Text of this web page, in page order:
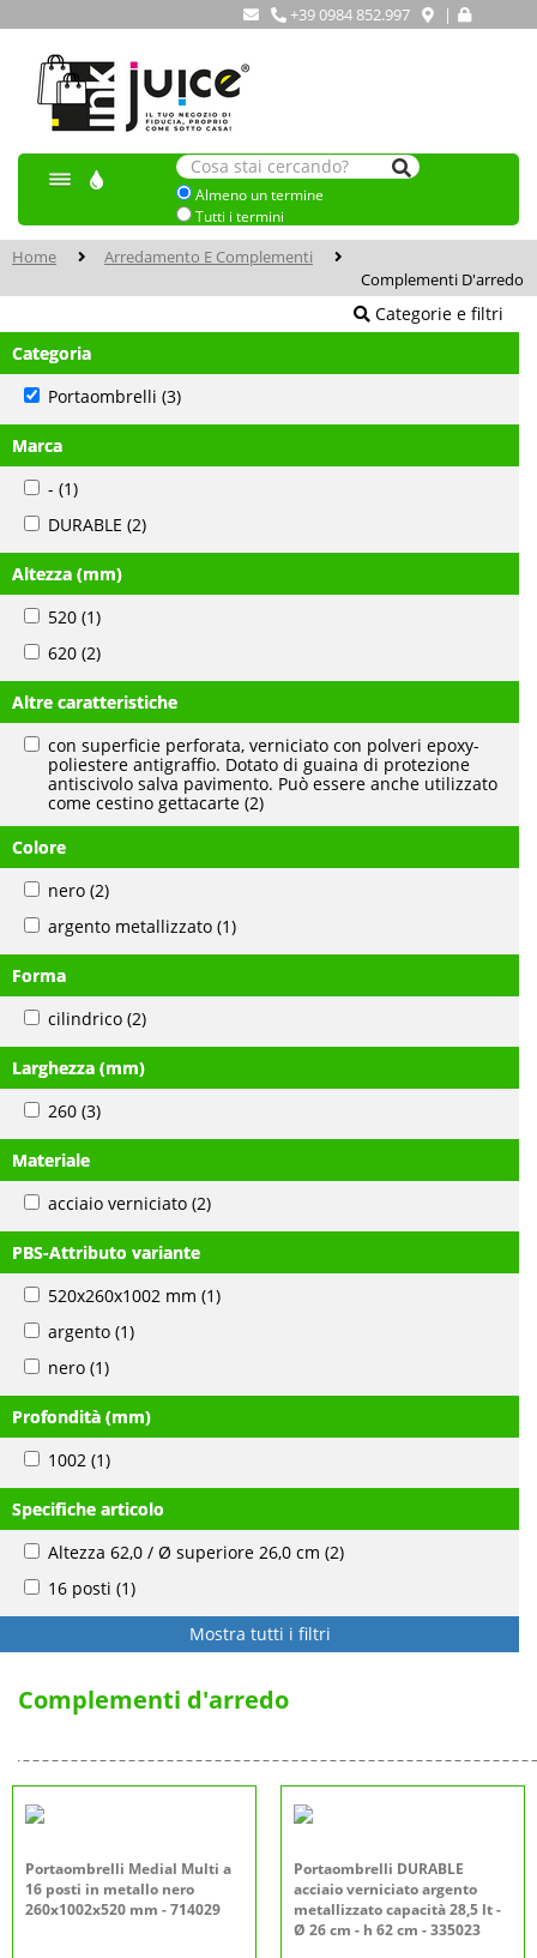
+39 0984 852.997 |
Almeno un termine
Tutti i termini
Home
Arredamento E Complementi
Complementi D'arredo
Categorie e filtri
Categoria
Portaombrelli (3)
Marca
- (1)
DURABLE (2)
Altezza (mm)
520 (1)
620 (2)
Altre caratteristiche
con superficie perforata, verniciato con polveri epoxy-
poliestere antigraffio. Dotato di guaina di protezione
antiscivolo salva pavimento. Può essere anche utilizzato
come cestino gettacarte (2)
Colore
nero (2)
argento metallizzato (1)
Forma
cilindrico (2)
Larghezza (mm)
260 (3)
Materiale
acciaio verniciato (2)
PBS-Attributo variante
520x260x1002 mm (1)
argento (1)
nero (1)
Profondità (mm)
1002 (1)
Specifiche articolo
Altezza 62,0 / Ø superiore 26,0 cm (2)
16 posti (1)
Mostra tutti i filtri
Complementi d'arredo
Portaombrelli Medial Multi a
16 posti in metallo nero
260x1002x520 mm - 714029
Portaombrelli DURABLE
acciaio verniciato argento
metallizzato capacità 28,5 lt -
Ø 26 cm - h 62 cm - 335023